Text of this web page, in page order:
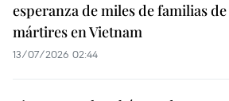
esperanza de miles de familias de
mártires en Vietnam
13/07/2026 02:44